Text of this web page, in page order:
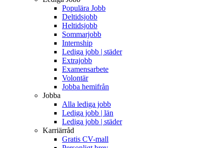
Populära Jobb
Deltidsjobb
Heltidsjobb
Sommarjobb
Internship
Lediga jobb | städer
Extrajobb
Examensarbete
Volontär
Jobba hemifrån
Jobba
Alla lediga jobb
Lediga jobb | län
Lediga jobb | städer
Karriärråd
Gratis CV-mall